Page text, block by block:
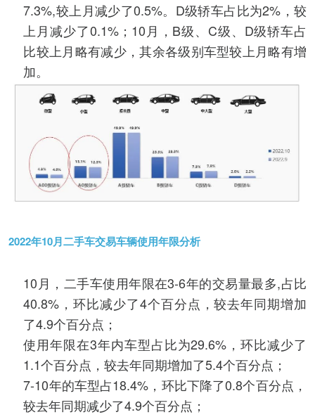
7.3%,较上月减少了0.5%。D级轿车占比为2%，较
上月减少了0.1%；10月，B级、C级、D级轿车占
比较上月略有减少，其余各级别车型较上月略有增
加。
2022年10月二手车交易车辆使用年限分析
10月，二手车使用年限在3-6年的交易量最多,占比
40.8%，环比减少了4个百分点，较去年同期增加
了4.9个百分点；
使用年限在3年内车型占比为29.6%，环比减少了
1.1个百分点，较去年同期增加了5.4个百分点；
7-10年的车型占18.4%，环比下降了0.8个百分点，
较去年同期减少了4.9个百分点；